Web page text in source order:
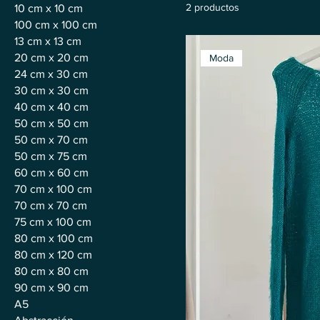
10 cm x 10 cm
100 cm x 100 cm
13 cm x 13 cm
20 cm x 20 cm
24 cm x 30 cm
30 cm x 30 cm
40 cm x 40 cm
50 cm x 50 cm
50 cm x 70 cm
50 cm x 75 cm
60 cm x 60 cm
70 cm x 100 cm
70 cm x 70 cm
75 cm x 100 cm
80 cm x 100 cm
80 cm x 120 cm
80 cm x 80 cm
90 cm x 90 cm
A5
2 productos
Moda